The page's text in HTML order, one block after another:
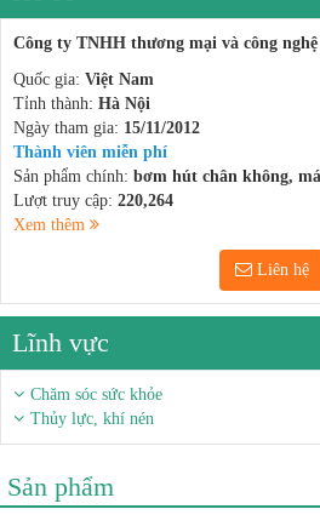
Công ty TNHH thương mại và công
Quốc gia: Việt Nam
Tỉnh thành: Hà Nội
Ngày tham gia: 15/11/2012
Thành viên miễn phí
Sản phẩm chính: bơm hút chân không,
Lượt truy cập: 220,264
Xem thêm
Liên hệ
Lĩnh vực
Chăm sóc sức khỏe
Thủy lực, khí nén
Sản phẩm